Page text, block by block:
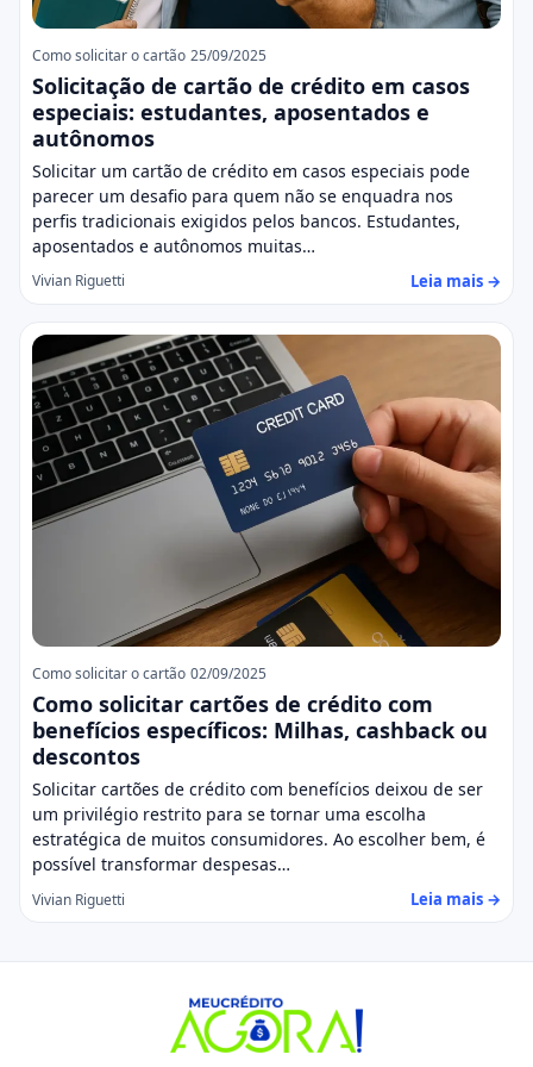
Como solicitar o cartão 25/09/2025
Solicitação de cartão de crédito em casos
especiais: estudantes, aposentados e
autônomos
Solicitar um cartão de crédito em casos especiais pode
parecer um desafio para quem não se enquadra nos
perfis tradicionais exigidos pelos bancos. Estudantes,
aposentados e autônomos muitas…
Vivian Riguetti Leia mais →
Como solicitar o cartão 02/09/2025
Como solicitar cartões de crédito com
benefícios específicos: Milhas, cashback ou
descontos
Solicitar cartões de crédito com benefícios deixou de ser
um privilégio restrito para se tornar uma escolha
estratégica de muitos consumidores. Ao escolher bem, é
possível transformar despesas…
Vivian Riguetti Leia mais →